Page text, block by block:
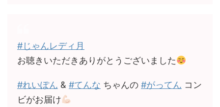
#じゃんレディ月
お聴きいただきありがとうございました
#れいぽん & #てんな ちゃんの #がってん コン
ビがお届け